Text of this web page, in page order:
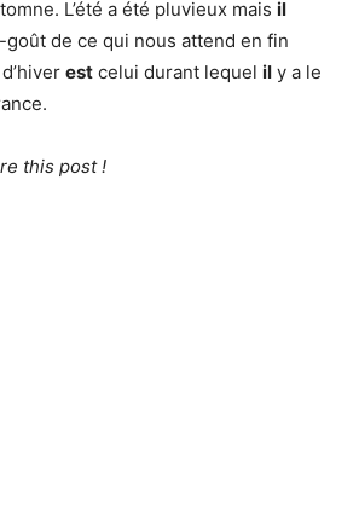
L’été a été pluvieux mais il
goût de ce qui nous attend en fin
est celui durant lequel il y a le
this post !